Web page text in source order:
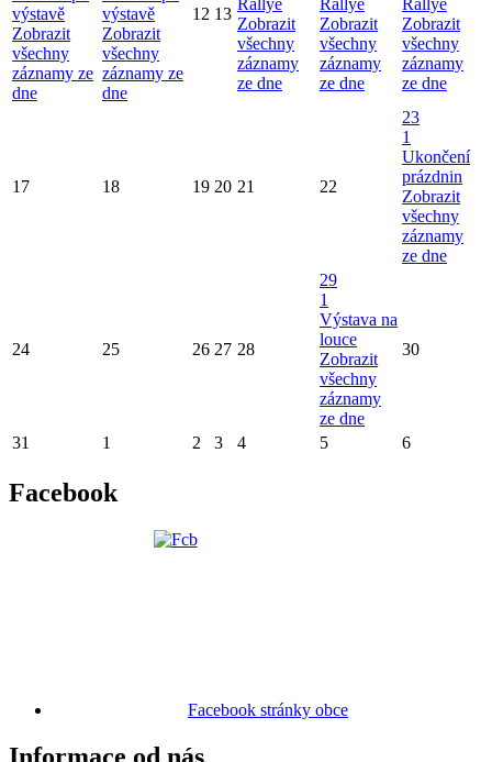
výstavě
Zobrazit
všechny
záznamy ze
dne
výstavě
Zobrazit
všechny
záznamy ze
dne
12 13
Rallye
Zobrazit
všechny
záznamy
ze dne
Rallye
Zobrazit
všechny
záznamy
ze dne
Rallye
Zobrazit
všechny
záznamy
ze dne
17 18 19 20 21 22
23
1
Ukončení
prázdnin
Zobrazit
všechny
záznamy
ze dne
24 25 26 27 28
29
1
Výstava na
louce
Zobrazit
všechny
záznamy
ze dne
30
31 1 2 3 4 5 6
Facebook
Facebook stránky obce